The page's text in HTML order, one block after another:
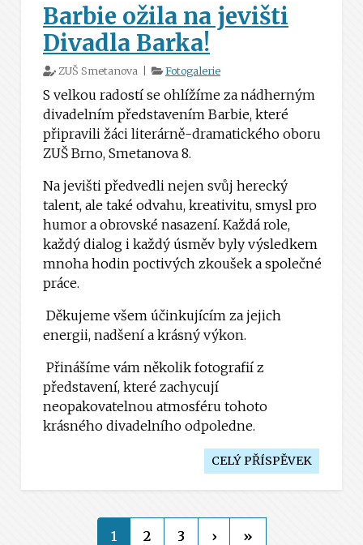
Barbie ožila na jevišti
Divadla Barka!
ZUŠ Smetanova | Fotogalerie
S velkou radostí se ohlížíme za nádherným
divadelním představením Barbie, které
připravili žáci literárně-dramatického oboru
ZUŠ Brno, Smetanova 8.
Na jevišti předvedli nejen svůj herecký
talent, ale také odvahu, kreativitu, smysl pro
humor a obrovské nasazení. Každá role,
každý dialog i každý úsměv byly výsledkem
mnoha hodin poctivých zkoušek a společné
práce.
Děkujeme všem účinkujícím za jejich
energii, nadšení a krásný výkon.
Přinášíme vám několik fotografií z
představení, které zachycují
neopakovatelnou atmosféru tohoto
krásného divadelního odpoledne.
CELÝ PŘÍSPĚVEK
1 2 3 › »